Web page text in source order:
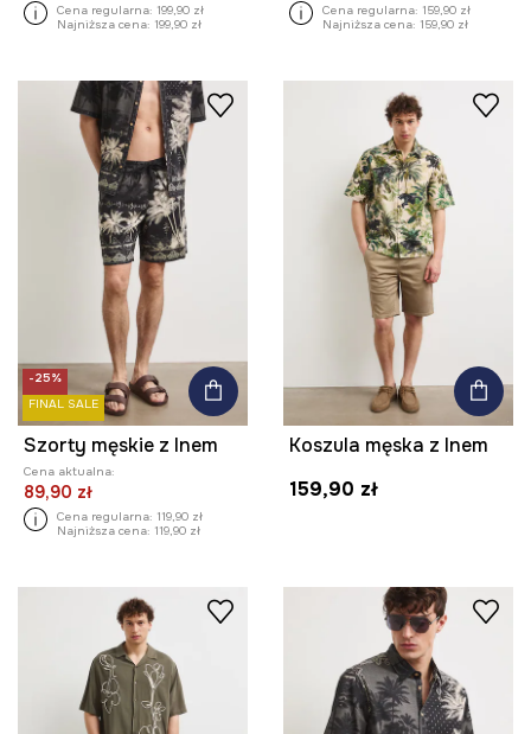
Cena regularna: 199,90 zł
Najniższa cena: 199,90 zł
Cena regularna: 159,90 zł
Najniższa cena: 159,90 zł
-25%
FINAL SALE
Szorty męskie z lnem
Cena aktualna:
89,90 zł
Cena regularna: 119,90 zł
Najniższa cena: 119,90 zł
Koszula męska z lnem
159,90 zł